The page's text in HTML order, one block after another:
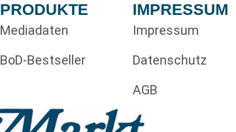
PRODUKTE
Mediadaten
BoD-Bestseller
IMPRESSUM
Impressum
Datenschutz
AGB